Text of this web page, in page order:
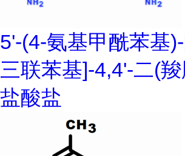
5'-(4-氨基甲酰苯基
三联苯基]-4,4'-二(
盐酸盐